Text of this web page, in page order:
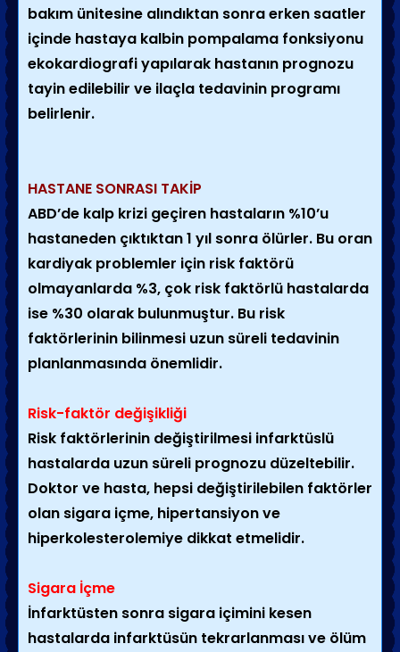
bakım ünitesine alındıktan sonra erken saatler
içinde hastaya kalbin pompalama fonksiyonu
ekokardiografi yapılarak hastanın prognozu
tayin edilebilir ve ilaçla tedavinin programı
belirlenir.
HASTANE SONRASI TAKİP
ABD’de kalp krizi geçiren hastaların %10’u
hastaneden çıktıktan 1 yıl sonra ölürler. Bu oran
kardiyak problemler için risk faktörü
olmayanlarda %3, çok risk faktörlü hastalarda
ise %30 olarak bulunmuştur. Bu risk
faktörlerinin bilinmesi uzun süreli tedavinin
planlanmasında önemlidir.
Risk-faktör değişikliği
Risk faktörlerinin değiştirilmesi infarktüslü
hastalarda uzun süreli prognozu düzeltebilir.
Doktor ve hasta, hepsi değiştirilebilen faktörler
olan sigara içme, hipertansiyon ve
hiperkolesterolemiye dikkat etmelidir.
Sigara İçme
İnfarktüsten sonra sigara içimini kesen
hastalarda infarktüsün tekrarlanması ve ölüm